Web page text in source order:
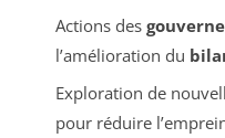
Actions des
l’amélioration du
Exploration de
pour réduire